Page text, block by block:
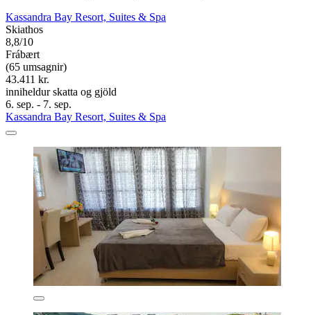
Kassandra Bay Resort, Suites & Spa
Skiathos
8,8/10
Frábært
(65 umsagnir)
43.411 kr.
inniheldur skatta og gjöld
6. sep. - 7. sep.
Kassandra Bay Resort, Suites & Spa